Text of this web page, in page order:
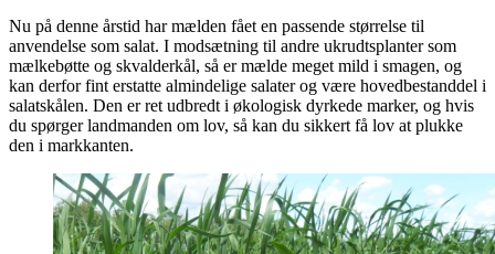
Nu på denne årstid har mælden fået en passende størrelse til
anvendelse som salat. I modsætning til andre ukrudtsplanter som
mælkebøtte og skvalderkål, så er mælde meget mild i smagen, og
kan derfor fint erstatte almindelige salater og være hovedbestanddel i
salatskålen. Den er ret udbredt i økologisk dyrkede marker, og hvis
du spørger landmanden om lov, så kan du sikkert få lov at plukke
den i markkanten.